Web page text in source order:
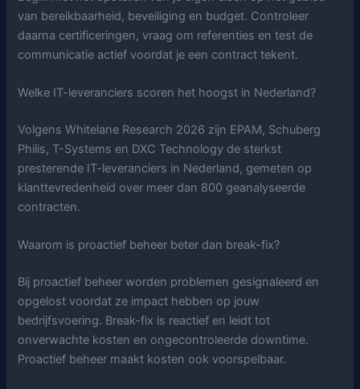
van bereikbaarheid, beveiliging en budget. Controleer
daarna certificeringen, vraag om referenties en test de
communicatie actief voordat je een contract tekent.
Welke IT-leveranciers scoren het hoogst in Nederland?
Volgens Whitelane Research 2026 zijn EPAM, Schuberg
Philis, T-Systems en DXC Technology de sterkst
presterende IT-leveranciers in Nederland, gemeten op
klanttevredenheid over meer dan 800 geanalyseerde
contracten.
Waarom is proactief beheer beter dan break-fix?
Bij proactief beheer worden problemen gesignaleerd en
opgelost voordat ze impact hebben op jouw
bedrijfsvoering. Break-fix is reactief en leidt tot
onverwachte kosten en ongecontroleerde downtime.
Proactief beheer maakt kosten ook voorspelbaar.